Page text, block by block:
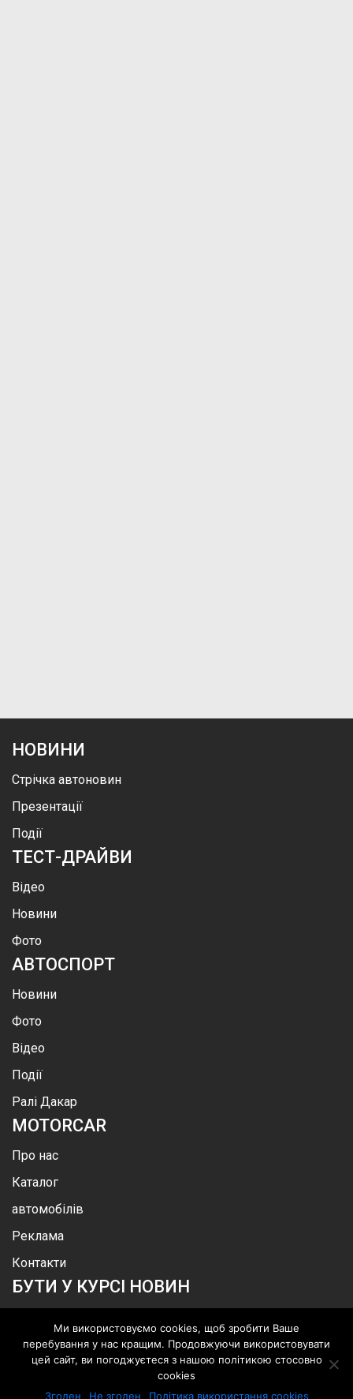
НОВИНИ
Стрічка автоновин
Презентації
Події
ТЕСТ-ДРАЙВИ
Відео
Новини
Фото
АВТОСПОРТ
Новини
Фото
Відео
Події
Ралі Дакар
MOTORCAR
Про нас
Каталог
автомобілів
Реклама
Контакти
БУТИ У КУРСІ НОВИН
.Всі права захищені
Ми використовуємо cookies, щоб зробити Ваше
перебування у нас кращим. Продовжуючи використовувати
цей сайт, ви погоджуєтеся з нашою політикою стосовно
cookies
Згоден
Не згоден Політика використання cookies